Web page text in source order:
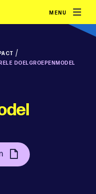
MENU
/
DOELGROEPENMODEL